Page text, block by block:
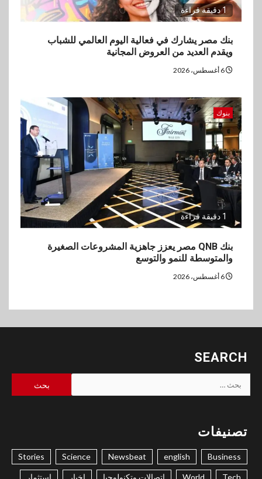
1 دقيقة قراءة
بنك مصر يشارك في فعالية اليوم العالمي للشباب
ويقدم العديد من العروض المجانية
بنوك
1 دقيقة قراءة
بنك QNB مصر يعزز جاهزية المشروعات الصغيرة
والمتوسطة للنمو والتوسع
SEARCH
البحث
عن:
تصنيفات
Business
english
Newsbeat
Science
Stories